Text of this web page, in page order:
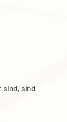
sind, sind